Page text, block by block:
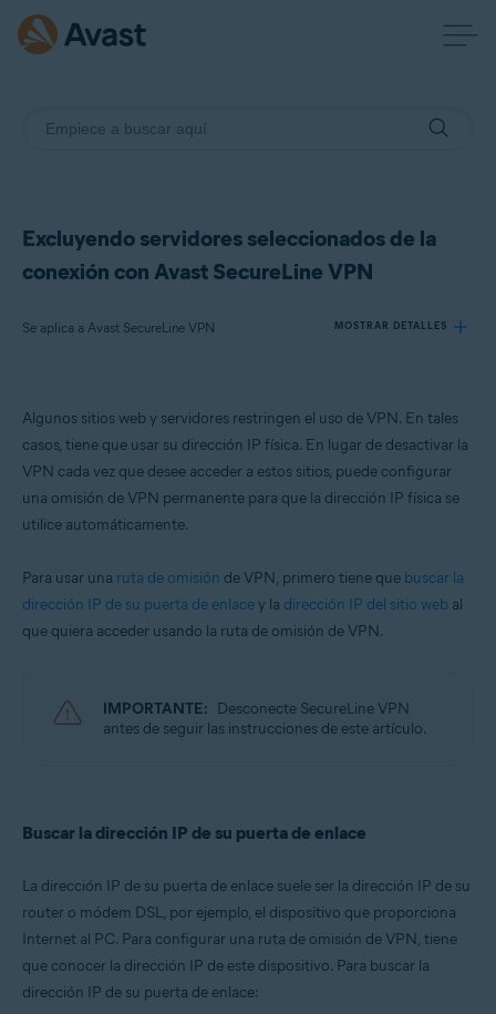
Excluyendo servidores seleccionados de la
conexión con Avast SecureLine VPN
Se aplica a Avast SecureLine VPN MOSTRAR DETALLES
Productos:
Avast SecureLine VPN
Microsoft Windows 11 Home / Pro / Enterprise / Education
Microsoft Windows 8 / Pro / Enterprise - 32 o 64 bits
Microsoft Windows 7 Home Basic / Home Premium / Professional /
Apple macOS 10.15.x (Catalina)
Apple macOS 10.14.x (Mojave)
Apple macOS 10.13.x (High Sierra)
Algunos sitios web y servidores restringen el uso de VPN. En tales
casos, tiene que usar su dirección IP física. En lugar de desactivar la
VPN cada vez que desee acceder a estos sitios, puede configurar
una omisión de VPN permanente para que la dirección IP física se
utilice automáticamente.
Para usar una ruta de omisión de VPN, primero tiene que buscar la
dirección IP de su puerta de enlacey la dirección IP del sitio web al
que quiera acceder usando la ruta de omisión de VPN.
IMPORTANTE: Desconecte SecureLine VPN
antes de seguir las instrucciones de este artículo.
Buscar la dirección IP de su puerta de enlace
La dirección IP de su puerta de enlace suele ser la dirección IP de su
router o módem DSL, por ejemplo, el dispositivo que proporciona
Internet al PC. Para configurar una ruta de omisión de VPN, tiene
que conocer la dirección IP de este dispositivo. Para buscar la
dirección IP de su puerta de enlace: